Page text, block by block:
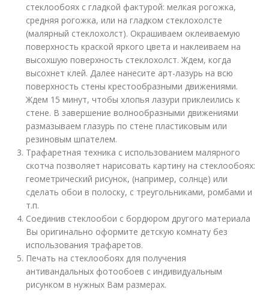
стеклообоях с гладкой фактурой: мелкая рогожка,
средняя рогожка, или на гладком стеклохолсте
(малярный стеклохолст). Окрашиваем оклеиваемую
поверхность краской яркого цвета и наклеиваем на
высохшую поверхность стеклохолст. Ждем, когда
высохнет клей. Далее нанесите арт-лазурь на всю
поверхность стены крестообразными движениями.
Ждем 15 минут, чтобы хлопья лазури приклеились к
стене. В завершение волнообразными движениями
размазываем глазурь по стене пластиковым или
резиновым шпателем.
Трафаретная техника с использованием малярного
скотча позволяет нарисовать картину на стеклообоях:
геометрический рисунок, (например, солнце) или
сделать обои в полоску, с треугольниками, ромбами и
т.п.
Соединив стеклообои с бордюром другого материала
Вы оригинально оформите детскую комнату без
использования трафаретов.
Печать на стеклообоях для получения
антивандальных фотообоев с индивидуальным
рисунком в нужных Вам размерах.